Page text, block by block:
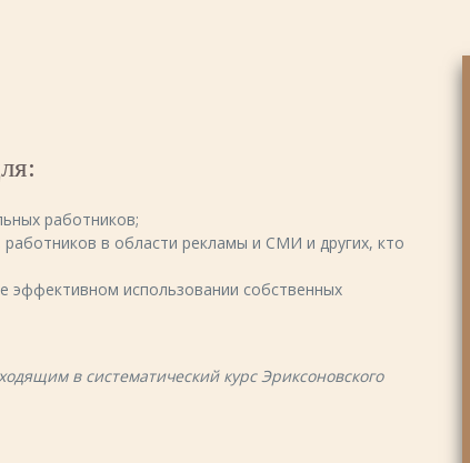
работников;
в области рекламы и СМИ и других, кто
эффективном использовании собственных
в систематический курс Эриксоновского